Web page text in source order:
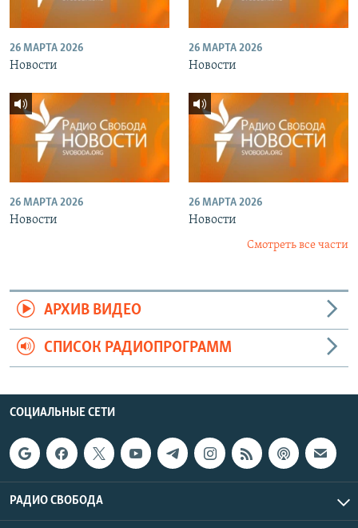
26 МАРТА 2026
Новости
26 МАРТА 2026
Новости
26 МАРТА 2026
Новости
26 МАРТА 2026
Новости
Смотреть все части
АРХИВ ВИДЕО
СПИСОК РАДИОПРОГРАММ
СОЦИАЛЬНЫЕ СЕТИ
РАДИО СВОБОДА